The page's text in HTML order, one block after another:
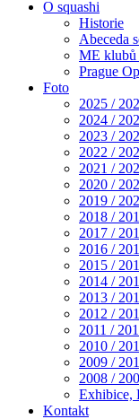
O squashi
Historie
Abeceda
ME klubů
Prague
Foto
2025 /
2024 /
2023 /
2022 /
2021 /
2020 /
2019 /
2018 /
2017 /
2016 /
2015 /
2014 /
2013 /
2012 /
2011 /
2010 /
2009 /
2008 /
Exhibice,
Kontakt